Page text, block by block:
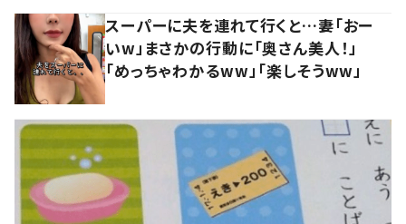
スーパーに夫を連れて行くと…妻「おー
いw」まさかの行動に「奥さん美人！」
「めっちゃわかるww」「楽しそうww」